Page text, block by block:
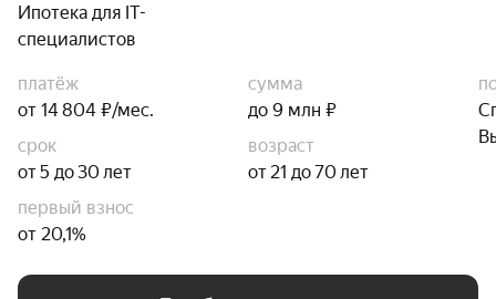
Ипотека для IT-
специалистов
платёж
от 14 804 ₽/мес.
сумма
до 9 млн ₽
срок
от 5 до 30 лет
возраст
от 21 до 70 лет
первый взнос
от 20,1%